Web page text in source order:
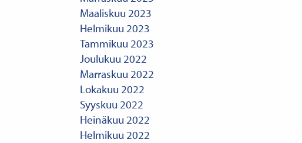
Maaliskuu 2023
Helmikuu 2023
Tammikuu 2023
Joulukuu 2022
Marraskuu 2022
Lokakuu 2022
Syyskuu 2022
Heinäkuu 2022
Helmikuu 2022